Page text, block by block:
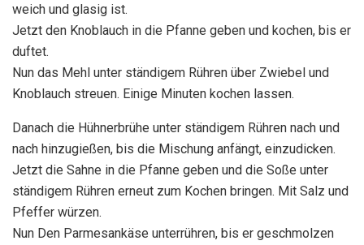
weich und glasig ist.
Jetzt den Knoblauch in die Pfanne geben und kochen, bis er
duftet.
Nun das Mehl unter ständigem Rühren über Zwiebel und
Knoblauch streuen. Einige Minuten kochen lassen.
Danach die Hühnerbrühe unter ständigem Rühren nach und
nach hinzugießen, bis die Mischung anfängt, einzudicken.
Jetzt die Sahne in die Pfanne geben und die Soße unter
ständigem Rühren erneut zum Kochen bringen. Mit Salz und
Pfeffer würzen.
Nun Den Parmesankäse unterrühren, bis er geschmolzen